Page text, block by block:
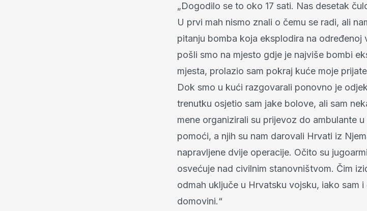
„Dogodilo se to oko 17 sati. Nas desetak
U prvi mah nismo znali o čemu se radi, ali
pitanju bomba koja eksplodira na određenoj
pošli smo na mjesto gdje je najviše bombi
mjesta, prolazio sam pokraj kuće moje
Dok smo u kući razgovarali ponovno je
trenutku osjetio sam jake bolove, ali sam
mene organizirali su prijevoz do ambulante
pomoći, a njih su nam darovali Hrvati iz
napravljene dvije operacije. Očito su
osvećuje nad civilnim stanovništvom. Čim
odmah uključe u Hrvatsku vojsku, iako sam
domovini.“